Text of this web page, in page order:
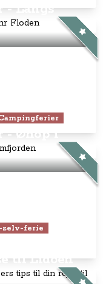
- Langs
- Øhop i
selv-ferie
til Lidoen